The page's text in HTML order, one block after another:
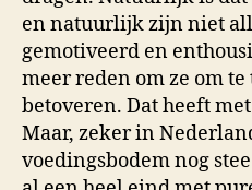
en natuurlijk zijn niet
gemotiveerd en
meer reden om ze om
betoveren. Dat heeft
Maar, zeker in
voedingsbodem nog